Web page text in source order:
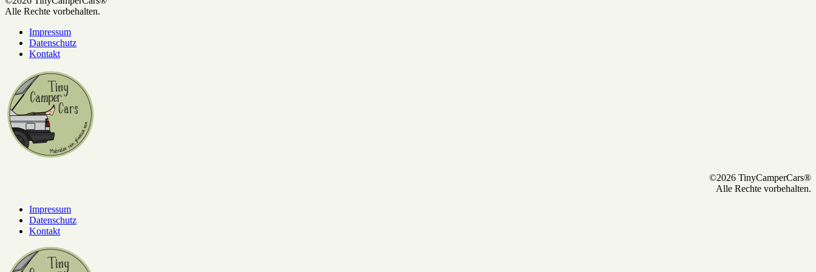
Alle Rechte vorbehalten.
Impressum
Datenschutz
Kontakt
©2026 TinyCamperCars®
Alle Rechte vorbehalten.
Impressum
Datenschutz
Kontakt